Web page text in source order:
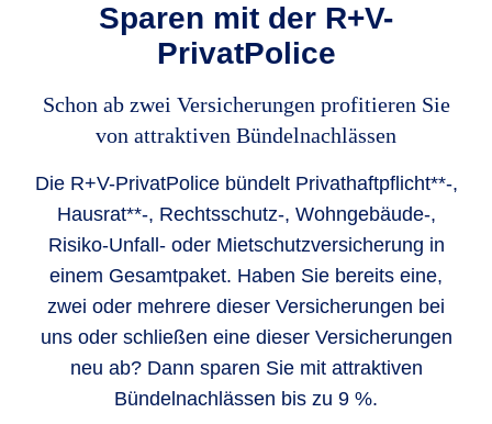
Sparen mit der R+V-
PrivatPolice
Schon ab zwei Versicherungen profitieren Sie
von attraktiven Bündelnachlässen
Die R+V-PrivatPolice bündelt Privathaftpflicht**-,
Hausrat**-, Rechtsschutz-, Wohngebäude-,
Risiko-Unfall- oder Mietschutzversicherung in
einem Gesamtpaket. Haben Sie bereits eine,
zwei oder mehrere dieser Versicherungen bei
uns oder schließen eine dieser Versicherungen
neu ab? Dann sparen Sie mit attraktiven
Bündelnachlässen bis zu 9 %.